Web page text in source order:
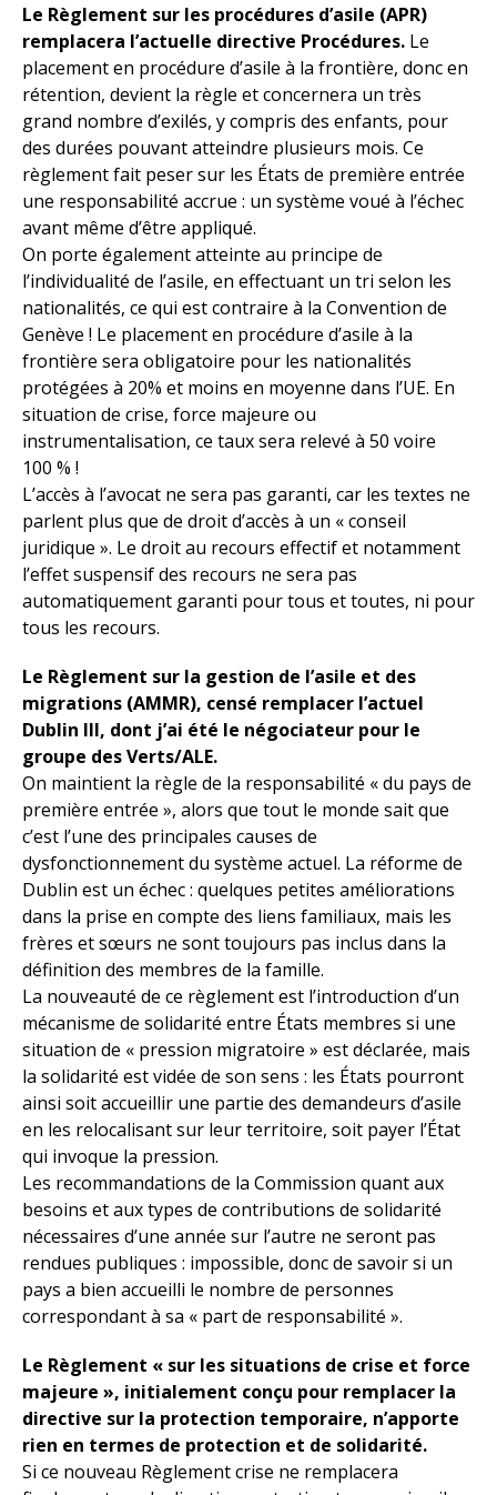
Le Règlement sur les procédures d’asile (APR)
remplacera l’actuelle directive Procédures. Le
placement en procédure d’asile à la frontière, donc en
rétention, devient la règle et concernera un très
grand nombre d’exilés, y compris des enfants, pour
des durées pouvant atteindre plusieurs mois. Ce
règlement fait peser sur les États de première entrée
une responsabilité accrue : un système voué à l’échec
avant même d’être appliqué.
On porte également atteinte au principe de
l’individualité de l’asile, en effectuant un tri selon les
nationalités, ce qui est contraire à la Convention de
Genève ! Le placement en procédure d’asile à la
frontière sera obligatoire pour les nationalités
protégées à 20% et moins en moyenne dans l’UE. En
situation de crise, force majeure ou
instrumentalisation, ce taux sera relevé à 50 voire
100 % !
L’accès à l’avocat ne sera pas garanti, car les textes ne
parlent plus que de droit d’accès à un « conseil
juridique ». Le droit au recours effectif et notamment
l’effet suspensif des recours ne sera pas
automatiquement garanti pour tous et toutes, ni pour
tous les recours.
Le Règlement sur la gestion de l’asile et des
migrations (AMMR), censé remplacer l’actuel
Dublin III, dont j’ai été le négociateur pour le
groupe des Verts/ALE.
On maintient la règle de la responsabilité « du pays de
première entrée », alors que tout le monde sait que
c’est l’une des principales causes de
dysfonctionnement du système actuel. La réforme de
Dublin est un échec : quelques petites améliorations
dans la prise en compte des liens familiaux, mais les
frères et sœurs ne sont toujours pas inclus dans la
définition des membres de la famille.
La nouveauté de ce règlement est l’introduction d’un
mécanisme de solidarité entre États membres si une
situation de « pression migratoire » est déclarée, mais
la solidarité est vidée de son sens : les États pourront
ainsi soit accueillir une partie des demandeurs d’asile
en les relocalisant sur leur territoire, soit payer l’État
qui invoque la pression.
Les recommandations de la Commission quant aux
besoins et aux types de contributions de solidarité
nécessaires d’une année sur l’autre ne seront pas
rendues publiques : impossible, donc de savoir si un
pays a bien accueilli le nombre de personnes
correspondant à sa « part de responsabilité ».
Le Règlement « sur les situations de crise et force
majeure », initialement conçu pour remplacer la
directive sur la protection temporaire, n’apporte
rien en termes de protection et de solidarité.
Si ce nouveau Règlement crise ne remplacera